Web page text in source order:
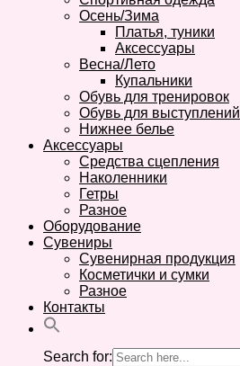
Осень/Зима
Платья, туники
Аксессуары
Весна/Лето
Купальники
Обувь для тренировок
Обувь для выступлений
Нижнее белье
Аксессуары
Средства сцепления
Наколенники
Гетры
Разное
Оборудование
Сувениры
Сувенирная продукция
Косметички и сумки
Разное
Контакты
Search for: